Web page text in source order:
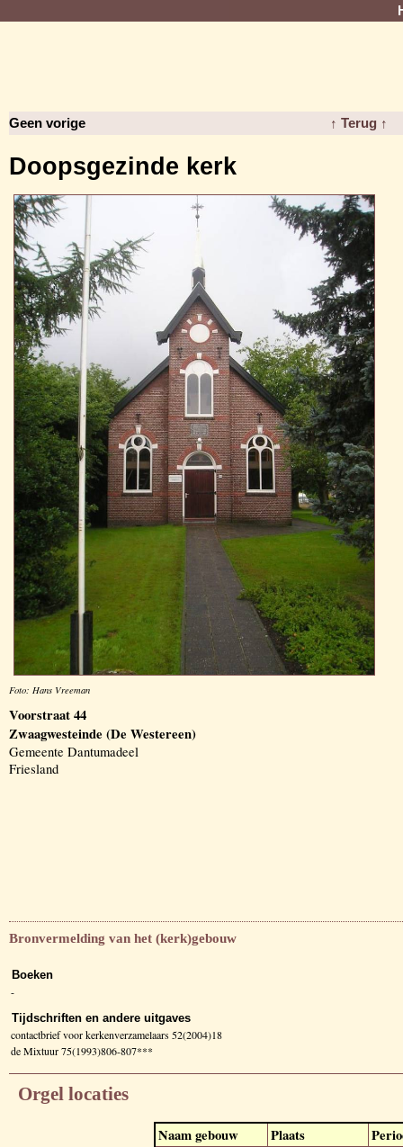
Geen vorige ↑ Terug ↑
Doopsgezinde kerk
Foto: Hans Vreeman
Voorstraat 44
Zwaagwesteinde (De Westereen)
Gemeente Dantumadeel
Friesland
Bronvermelding van het (kerk)gebouw
Boeken
-
Tijdschriften en andere uitgaves
contactbrief voor kerkenverzamelaars 52(2004)18
de Mixtuur 75(1993)806-807***
Orgel locaties
Naam gebouw Plaats